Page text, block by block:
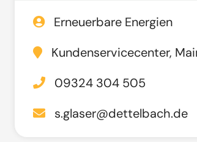
Erneuerbare Energien
Kundenservicecenter,
09324 304 505
s.glaser@dettelbach.de